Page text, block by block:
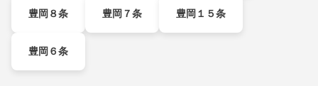
豊岡８条 豊岡７条 豊岡１５条
豊岡６条